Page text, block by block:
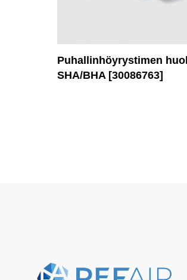
Puhallinhöyrystimen
SHA/BHA [30086763]